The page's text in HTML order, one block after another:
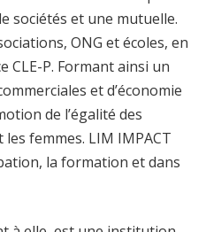
sociétés et une mutuelle.
ONG et écoles, en
CLE-P. Formant ainsi un
et d’économie
de l’égalité des
femmes. LIM IMPACT
la formation et dans